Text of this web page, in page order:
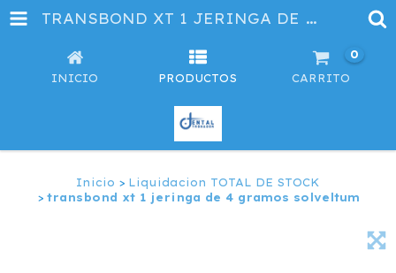
TRANSBOND XT 1 JERINGA DE 4 GRAMOS SOLVELTUM
INICIO PRODUCTOS CARRITO
0
Inicio > Liquidacion TOTAL DE STOCK
> transbond xt 1 jeringa de 4 gramos solveltum